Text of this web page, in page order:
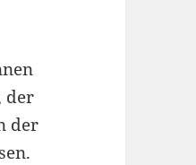
der
der